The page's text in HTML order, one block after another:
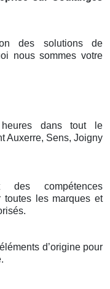
des solutions de
nous sommes votre
dans tout le
Auxerre, Sens, Joigny
des compétences
toutes les marques et
d’origine pour